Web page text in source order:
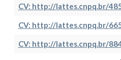
CV: http://lattes.cnpq.br/
CV: http://lattes.cnpq.br/
CV: http://lattes.cnpq.br/